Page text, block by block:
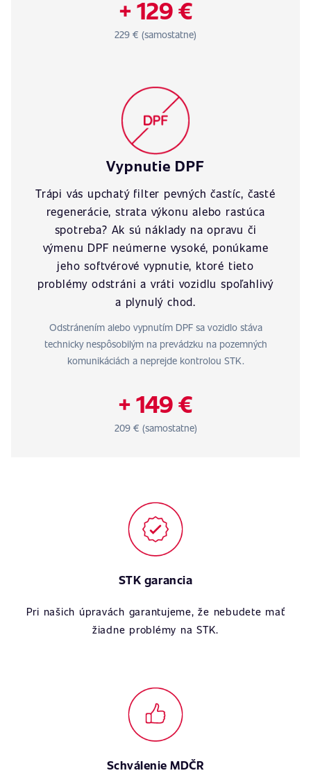
+ 129 €
229 € (samostatne)
Vypnutie DPF
Trápi vás upchatý filter pevných častíc, časté
regenerácie, strata výkonu alebo rastúca
spotreba? Ak sú náklady na opravu či
výmenu DPF neúmerne vysoké, ponúkame
jeho softvérové vypnutie, ktoré tieto
problémy odstráni a vráti vozidlu spoľahlivý
a plynulý chod.
Odstránením alebo vypnutím DPF sa vozidlo stáva
technicky nespôsobilým na prevádzku na pozemných
komunikáciách a neprejde kontrolou STK.
+ 149 €
209 € (samostatne)
STK garancia
Pri našich úpravách garantujeme, že nebudete mať
žiadne problémy na STK.
Schválenie MDČR